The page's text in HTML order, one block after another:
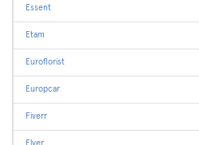
Essent
Etam
Euroflorist
Europcar
Fiverr
Flyer